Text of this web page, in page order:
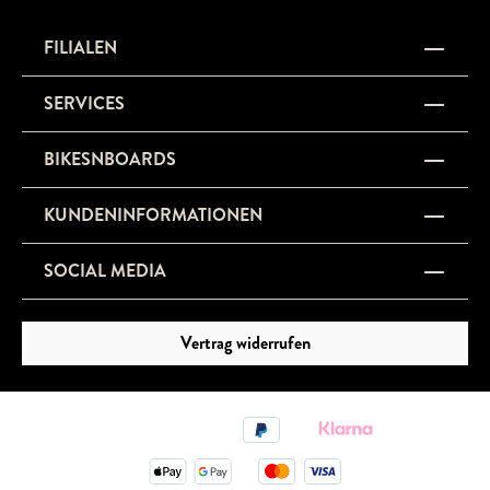
FILIALEN
SERVICES
BIKESNBOARDS
KUNDENINFORMATIONEN
SOCIAL MEDIA
Vertrag widerrufen